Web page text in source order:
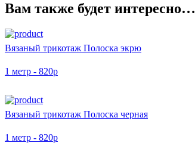
Вам также будет интересно…
Вязаный трикотаж Полоска экрю
1 метр - 820р
Вязаный трикотаж Полоска черная
1 метр - 820р